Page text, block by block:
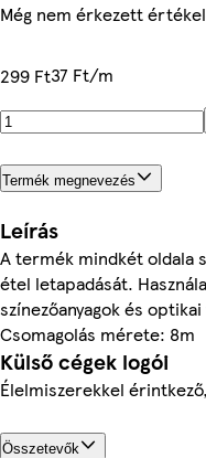
Még nem érkezett
299 Ft37 Ft/m
Termék megnevezés
Leírás
A termék mindkét oldala
étel letapadását.
színezőanyagok és
Csomagolás mérete: 8m
Külső cégek logói
Élelmiszerekkel
Összetevők